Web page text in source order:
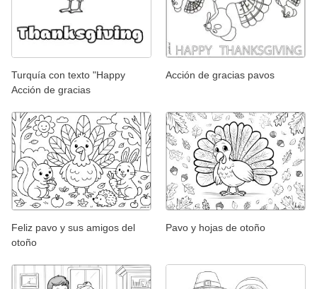
Turquía con texto "Happy
Acción de gracias
Acción de gracias pavos
Feliz pavo y sus amigos del
otoño
Pavo y hojas de otoño